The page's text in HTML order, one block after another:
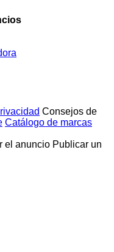
Consejos de
Catálogo de marcas
el anuncio Publicar un